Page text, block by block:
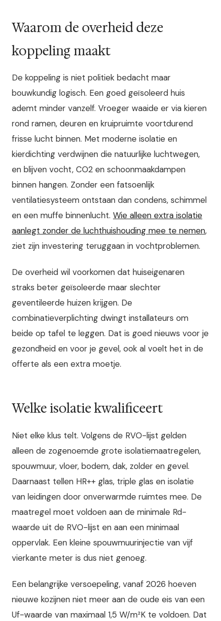
Waarom de overheid deze
koppeling maakt
De koppeling is niet politiek bedacht maar
bouwkundig logisch. Een goed geïsoleerd huis
ademt minder vanzelf. Vroeger waaide er via kieren
rond ramen, deuren en kruipruimte voortdurend
frisse lucht binnen. Met moderne isolatie en
kierdichting verdwijnen die natuurlijke luchtwegen,
en blijven vocht, CO2 en schoonmaakdampen
binnen hangen. Zonder een fatsoenlijk
ventilatiesysteem ontstaan dan condens, schimmel
en een muffe binnenlucht. Wie alleen extra isolatie
aanlegt zonder de luchthuishouding mee te nemen,
ziet zijn investering teruggaan in vochtproblemen.
De overheid wil voorkomen dat huiseigenaren
straks beter geïsoleerde maar slechter
geventileerde huizen krijgen. De
combinatieverplichting dwingt installateurs om
beide op tafel te leggen. Dat is goed nieuws voor je
gezondheid en voor je gevel, ook al voelt het in de
offerte als een extra moetje.
Welke isolatie kwalificeert
Niet elke klus telt. Volgens de RVO-lijst gelden
alleen de zogenoemde grote isolatiemaatregelen,
spouwmuur, vloer, bodem, dak, zolder en gevel.
Daarnaast tellen HR++ glas, triple glas en isolatie
van leidingen door onverwarmde ruimtes mee. De
maatregel moet voldoen aan de minimale Rd-
waarde uit de RVO-lijst en aan een minimaal
oppervlak. Een kleine spouwmuurinjectie van vijf
vierkante meter is dus niet genoeg.
Een belangrijke versoepeling, vanaf 2026 hoeven
nieuwe kozijnen niet meer aan de oude eis van een
Uf-waarde van maximaal 1,5 W/m²K te voldoen. Dat